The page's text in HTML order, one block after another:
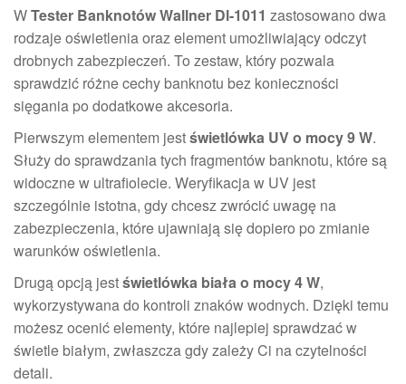
WTester Banknotów Wallner Dl-1011 zastosowano dwa
rodzaje oświetlenia oraz element umożliwiający odczyt
drobnych zabezpieczeń. To zestaw, który pozwala
sprawdzić różne cechy banknotu bez konieczności
sięgania po dodatkowe akcesoria.
Pierwszym elementem jestświetlówka UV o mocy 9 W.
Służy do sprawdzania tych fragmentów banknotu, które są
widoczne w ultrafiolecie. Weryfikacja w UV jest
szczególnie istotna, gdy chcesz zwrócić uwagę na
zabezpieczenia, które ujawniają się dopiero po zmianie
warunków oświetlenia.
Drugą opcją jestświetlówka biała o mocy 4 W,
wykorzystywana do kontroli znaków wodnych. Dzięki temu
możesz ocenić elementy, które najlepiej sprawdzać w
świetle białym, zwłaszcza gdy zależy Ci na czytelności
detali.